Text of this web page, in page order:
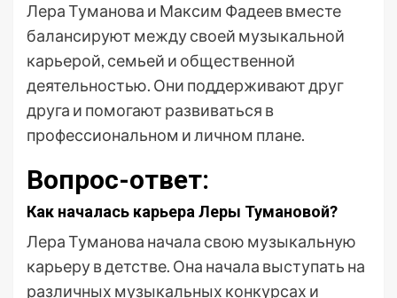
Лера Туманова и Максим Фадеев вместе
балансируют между своей музыкальной
карьерой, семьей и общественной
деятельностью. Они поддерживают друг
друга и помогают развиваться в
профессиональном и личном плане.
Вопрос-ответ:
Как началась карьера Леры Тумановой?
Лера Туманова начала свою музыкальную
карьеру в детстве. Она начала выступать на
различных музыкальных конкурсах и